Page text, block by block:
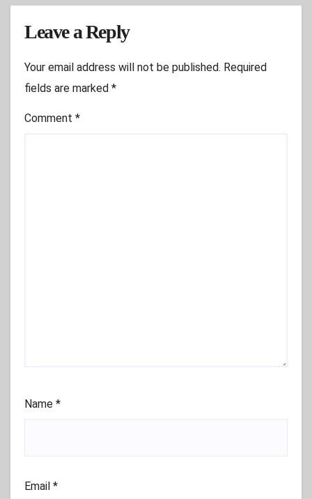
Leave a Reply
Your email address will not be published. Required
fields are marked *
Comment *
Name *
Email *